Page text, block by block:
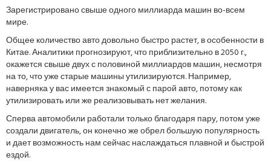
Зарегистрировано свыше одного миллиарда машин во-всем
мире.
Общее количество авто довольно быстро растет, в особенности в
Китае. Аналитики прогнозируют, что приблизительно в 2050 г.,
окажется свыше двух с половиной миллиардов машин, несмотря
на то, что уже старые машины утилизируются. Например,
наверняка у вас имеется знакомый с парой авто, потому как
утилизировать или же реализовывать нет желания.
Сперва автомобили работали только благодаря пару, потом уже
создали двигатель, он конечно же обрел большую популярность
и дает возможность нам сейчас наслаждаться плавной и быстрой
ездой.